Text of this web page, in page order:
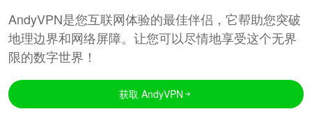
AndyVPN是您互联网体验的最佳伴侣，它帮助您突破
地理边界和网络屏障。让您可以尽情地享受这个无界
限的数字世界！
获取 AndyVPN